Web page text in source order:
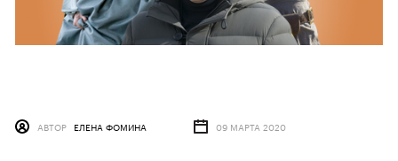
АВТОР ЕЛЕНА ФОМИНА 09 МАРТА 2020